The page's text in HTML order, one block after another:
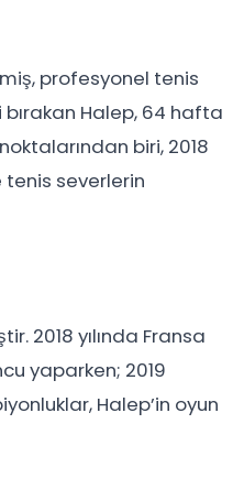
profesyonel tenis
bırakan Halep, 64 hafta
biri, 2018
tenis severlerin
2018 yılında Fransa
yaparken; 2019
Halep’in oyun